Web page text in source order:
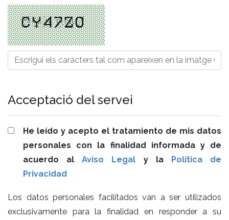
Acceptació del servei
He leído y acepto el tratamiento de mis datos
personales con la finalidad informada y de
acuerdo alAviso Legal y la Política de
Privacidad
Los datos personales facilitados van a ser utilizados
exclusivamente para la finalidad en responder a su